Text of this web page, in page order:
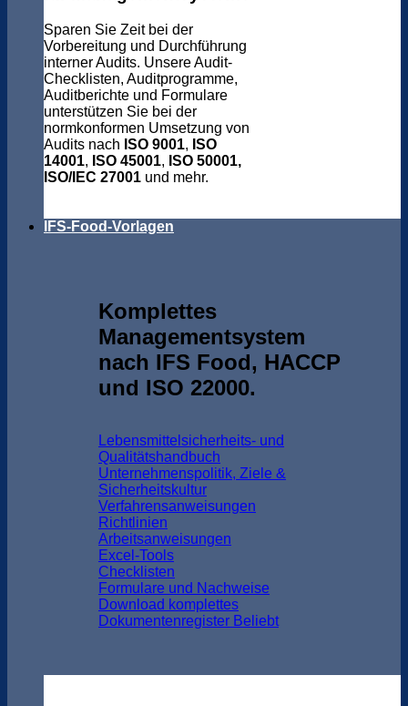
Sparen Sie Zeit bei der
Vorbereitung und Durchführung
interner Audits. Unsere Audit-
Checklisten, Auditprogramme,
Auditberichte und Formulare
unterstützen Sie bei der
normkonformen Umsetzung von
Audits nach ISO 9001, ISO
14001, ISO 45001, ISO 50001,
ISO/IEC 27001 und mehr.
IFS-Food-Vorlagen
Komplettes
Managementsystem
nach IFS Food, HACCP
und ISO 22000.
Lebensmittelsicherheits- und
Qualitätshandbuch
Unternehmenspolitik, Ziele &
Sicherheitskultur
Verfahrensanweisungen
Richtlinien
Arbeitsanweisungen
Excel-Tools
Checklisten
Formulare und Nachweise
Download komplettes
Dokumentenregister